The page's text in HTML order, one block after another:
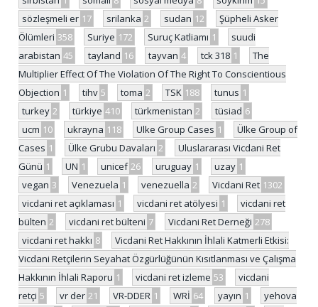
sözleşmeli er 17 srilanka 2 sudan 12
Şüpheli Asker
Ölümleri 358 Suriye 172 Suruç Katliamı 1
suudi
arabistan 45 tayland 16 tayvan 4 tck 318 1
The
Multiplier Effect Of The Violation Of The Right To Conscientious
Objection 1 tihv 5 toma 2 TSK 188 tunus 1
turkey 2 türkiye 410 türkmenistan 2 tüsiad 6
ucm 10 ukrayna 118 Ulke Group Cases 1
Ülke Group of
Cases 1 Ülke Grubu Davaları 2
Uluslararası Vicdani Ret
Günü 1 UN 1 unicef 26 uruguay 1 uzay 1
vegan 3 Venezuela 1 venezuella 2 Vicdani Ret 1302
vicdani ret açıklaması 1 vicdani ret atölyesi 1
vicdani ret
bülten 2 vicdani ret bülteni 7 Vicdani Ret Derneği 278
vicdani ret hakkı 8
Vicdani Ret Hakkının İhlali Katmerli Etkisi:
Vicdani Retçilerin Seyahat Özgürlüğünün Kısıtlanması ve Çalışma
Hakkının İhlali Raporu 1 vicdani ret izleme 53
vicdani
retçi 5 vr der 21 VR-DDER 1 WRİ 64 yayın 1
yehova